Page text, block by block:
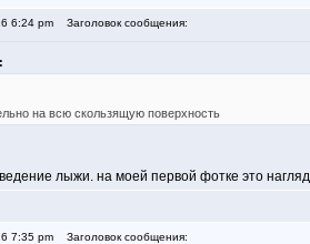
6:24 pm Заголовок сообщения:
на всю скользящую поверхность
лыжи. на моей первой фотке это
7:35 pm Заголовок сообщения: